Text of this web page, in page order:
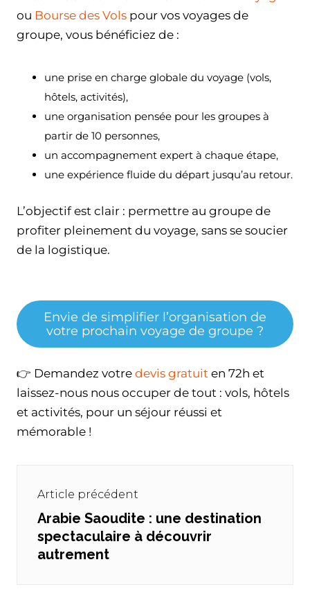
ou Bourse des Vols pour vos voyages de
groupe, vous bénéficiez de :
une prise en charge globale du voyage (vols,
hôtels, activités),
une organisation pensée pour les groupes à
partir de 10 personnes,
un accompagnement expert à chaque étape,
une expérience fluide du départ jusqu’au retour.
L’objectif est clair : permettre au groupe de
profiter pleinement du voyage, sans se soucier
de la logistique.
Envie de simplifier l’organisation de
votre prochain voyage de groupe ?
👉 Demandez votre devis gratuit en 72h et
laissez-nous nous occuper de tout : vols, hôtels
et activités, pour un séjour réussi et
mémorable !
l’articleArticle précédent
Previous
post:
Arabie Saoudite : une destination
spectaculaire à découvrir
autrement